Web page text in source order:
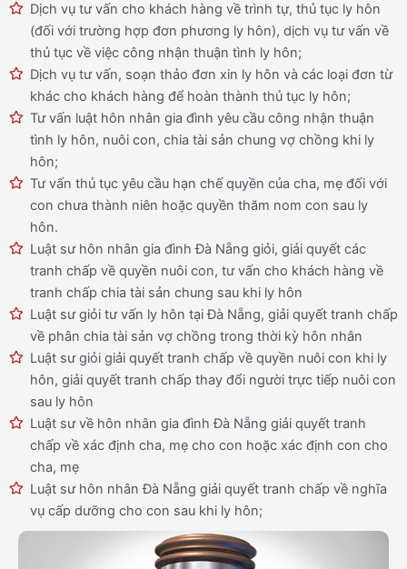
Dịch vụ tư vấn cho khách hàng về trình tự, thủ tục ly hôn
(đối với trường hợp đơn phương ly hôn), dịch vụ tư vấn về
thủ tục về việc công nhận thuận tình ly hôn;
Dịch vụ tư vấn, soạn thảo đơn xin ly hôn và các loại đơn từ
khác cho khách hàng để hoàn thành thủ tục ly hôn;
Tư vấn luật hôn nhân gia đình yêu cầu công nhận thuận
tình ly hôn, nuôi con, chia tài sản chung vợ chồng khi ly
hôn;
Tư vấn thủ tục yêu cầu hạn chế quyền của cha, mẹ đối với
con chưa thành niên hoặc quyền thăm nom con sau ly
hôn.
Luật sư hôn nhân gia đình Đà Nẵng giỏi, giải quyết các
tranh chấp về quyền nuôi con, tư vấn cho khách hàng về
tranh chấp chia tài sản chung sau khi ly hôn
Luật sư giỏi tư vấn ly hôn tại Đà Nẵng, giải quyết tranh chấp
về phân chia tài sản vợ chồng trong thời kỳ hôn nhân
Luật sư giỏi giải quyết tranh chấp về quyền nuôi con khi ly
hôn, giải quyết tranh chấp thay đổi người trực tiếp nuôi con
sau ly hôn
Luật sư về hôn nhân gia đình Đà Nẵng giải quyết tranh
chấp về xác định cha, mẹ cho con hoặc xác định con cho
cha, mẹ
Luật sư hôn nhân Đà Nẵng giải quyết tranh chấp về nghĩa
vụ cấp dưỡng cho con sau khi ly hôn;